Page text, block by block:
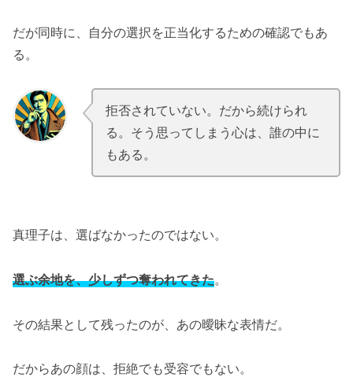
だが同時に、自分の選択を正当化するための確認でもあ
る。
.
拒否されていない。だから続けられ
る。そう思ってしまう心は、誰の中に
もある。
.
真理子は、選ばなかったのではない。
選ぶ余地を、少しずつ奪われてきた。
その結果として残ったのが、あの曖昧な表情だ。
だからあの顔は、拒絶でも受容でもない。